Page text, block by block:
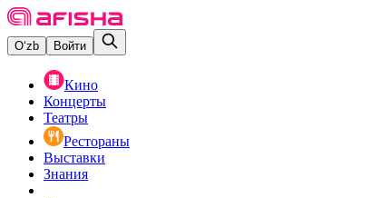
O‘zb Войти
Кино
Концерты
Театры
Рестораны
Выставки
Знания